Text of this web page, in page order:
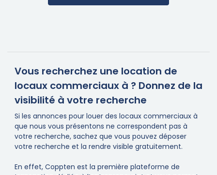
Vous recherchez une location de
locaux commerciaux à ? Donnez de la
visibilité à votre recherche
Si les annonces pour louer des locaux commerciaux à
que nous vous présentons ne correspondent pas à
votre recherche, sachez que vous pouvez déposer
votre recherche et la rendre visible gratuitement.
En effet, Coppten est la première plateforme de